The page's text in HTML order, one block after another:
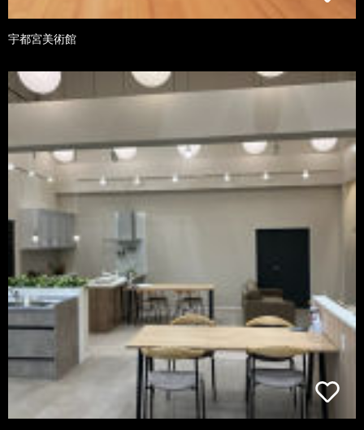
宇都宮美術館